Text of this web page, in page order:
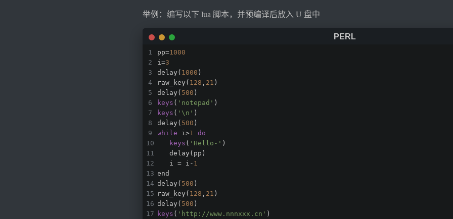
举例：编写以下 lua 脚本，并预编译后放入 U 盘中
pp=1000
i=3
delay( 1000 )
raw_key( 128 , 21 )
delay( 500 )
keys ( 'notepad' )
keys ( '\n' )
delay( 500 )
while i>1
do
keys ( 'Hello-' )
   delay(pp)
   i = i-
1
end
delay( 500 )
raw_key( 128 , 21 )
delay( 500 )
keys ( 'http://www.nnnxxx.cn' )